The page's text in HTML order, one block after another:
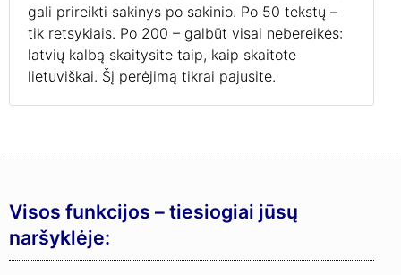
gali prireikti sakinys po sakinio. Po 50 tekstų –
tik retsykiais. Po 200 – galbūt visai nebereikės:
latvių kalbą skaitysite taip, kaip skaitote
lietuviškai. Šį perėjimą tikrai pajusite.
Visos funkcijos – tiesiogiai jūsų
naršyklėje: